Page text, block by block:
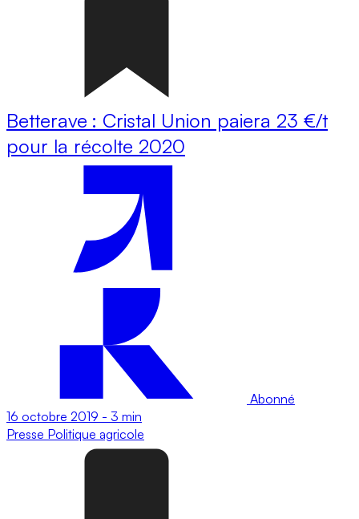
Betterave : Cristal Union paiera 23 €/t
pour la récolte 2020
Abonné
16 octobre 2019 - 3 min
Presse Politique agricole